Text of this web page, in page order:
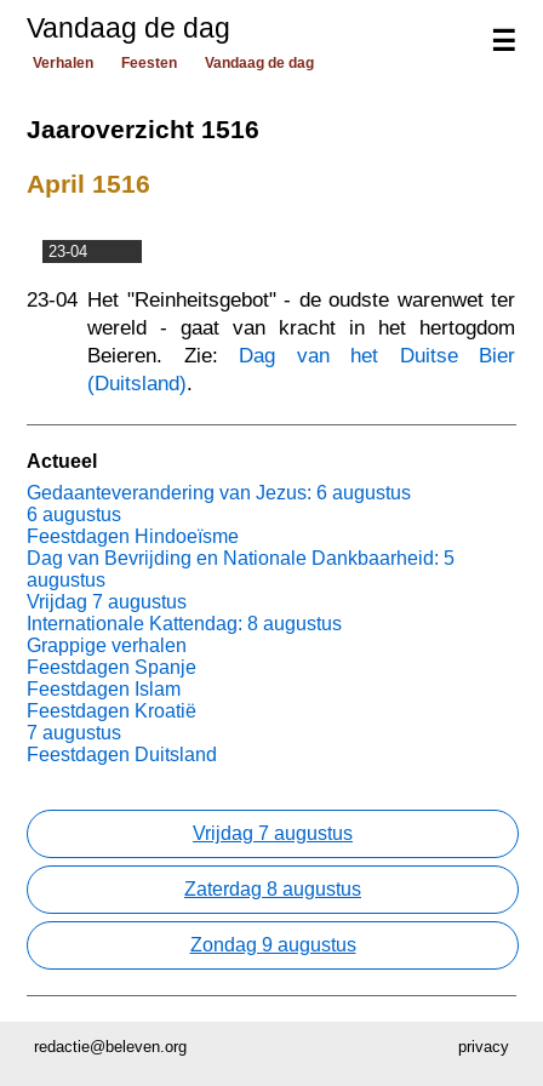
☰
Vandaag de dag
Verhalen Feesten Vandaag de dag
Jaaroverzicht 1516
April 1516
23-04
23-04 Het "Reinheitsgebot" - de oudste warenwet ter
wereld - gaat van kracht in het hertogdom
Beieren. Zie:
Dag van het Duitse Bier
(Duitsland).
Actueel
Gedaanteverandering van Jezus: 6 augustus
6 augustus
Feestdagen Hindoeïsme
Dag van Bevrijding en Nationale Dankbaarheid: 5
augustus
Vrijdag 7 augustus
Internationale Kattendag: 8 augustus
Grappige verhalen
Feestdagen Spanje
Feestdagen Islam
Feestdagen Kroatië
7 augustus
Feestdagen Duitsland
Vrijdag 7 augustus
Zaterdag 8 augustus
Zondag 9 augustus
privacy
redactie@beleven.org